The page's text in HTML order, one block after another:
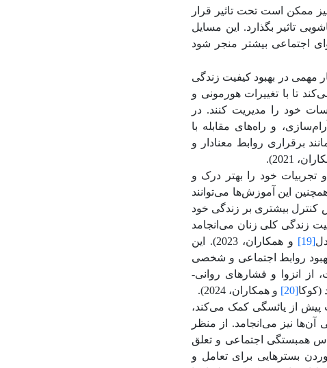
نیز ممکن است تحت تاثیر قرار
تاثیر بگذارد. این مسایل
اجتماعی بیشتر منجر شود
مهمی در بهبود کیفیت زندگی
تا با تغییرات هورمونی و
خود را مدیریت کنند. در
و راه‌های مقابله با
برقراری روابط معنادار و
2021).
تجربیات خود را بهتر درک و
این آموزش‌ها می‌توانند
کنترل بیشتری بر زندگی خود
زندگی کلی زنان می‌انجامد
[19]
و همکاران، 2023). این
روابط اجتماعی و شخصی
از انزوا و فشارهای روانی-
(کوکا[20] و همکاران، 2024).
پیش از یائسگی کمک می‌کند،
نیز می‌انجامد. از منظر
همبستگی اجتماعی و تعلق
بسترهایی برای تعامل و